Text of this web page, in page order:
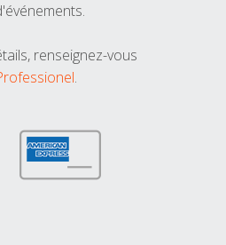
renseignez-vous
.